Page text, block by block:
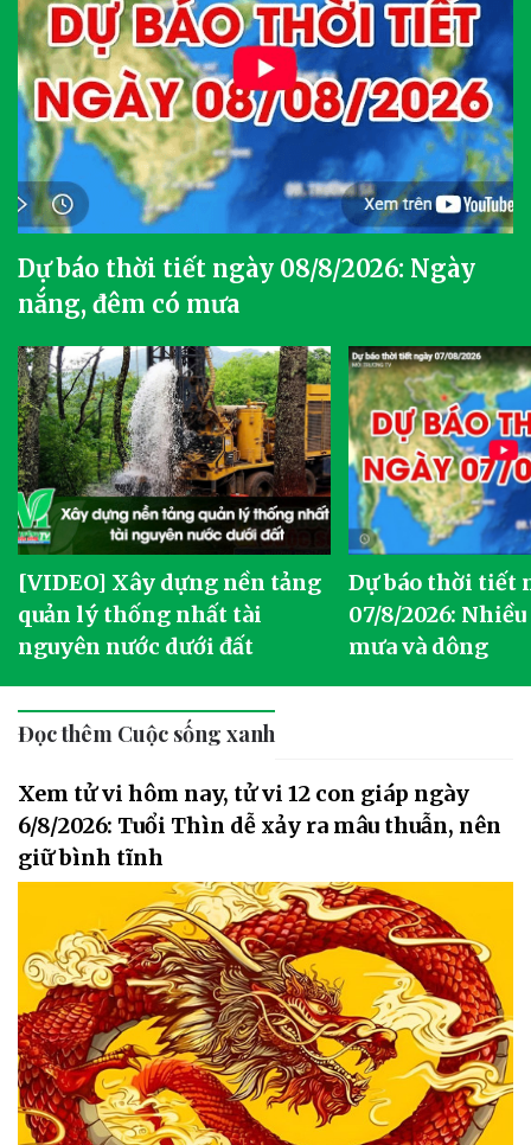
Dự báo thời tiết ngày 08/8/2026: Ngày
nắng, đêm có mưa
[VIDEO] Xây dựng nền tảng
quản lý thống nhất tài
nguyên nước dưới đất
Dự báo thời tiết
07/8/2026:
mưa và dông
Đọc thêm Cuộc sống xanh
Xem tử vi hôm nay, tử vi 12 con giáp ngày
6/8/2026: Tuổi Thìn dễ xảy ra mâu thuẫn, nên
giữ bình tĩnh